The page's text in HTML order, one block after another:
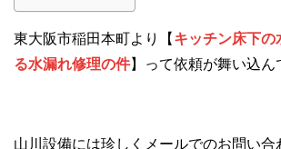
東大阪市稲田本町より【 キッチン床下の
る水漏れ修理の件】って依頼が舞い込ん
山川設備には珍しくメールでのお問い合